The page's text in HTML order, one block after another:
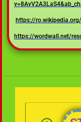
https://
https://wordwall.net/